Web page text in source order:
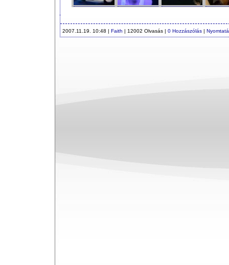
2007.11.19. 10:48 | Faith | 12002 Olvasás | 0 Hozzászólás |